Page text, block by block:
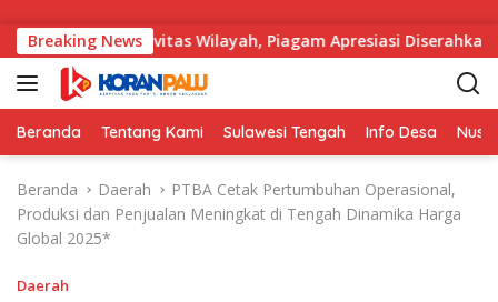
Breaking News
Kondusivitas Wilayah, Piagam Apresiasi Diserahkan Secara
Beranda Tentang Kami Sulawesi Tengah Info Desa
Beranda Daerah
PTBA Cetak Pertumbuhan Operasional,
Produksi dan Penjualan Meningkat di Tengah Dinamika Harga
Global 2025*
Daerah